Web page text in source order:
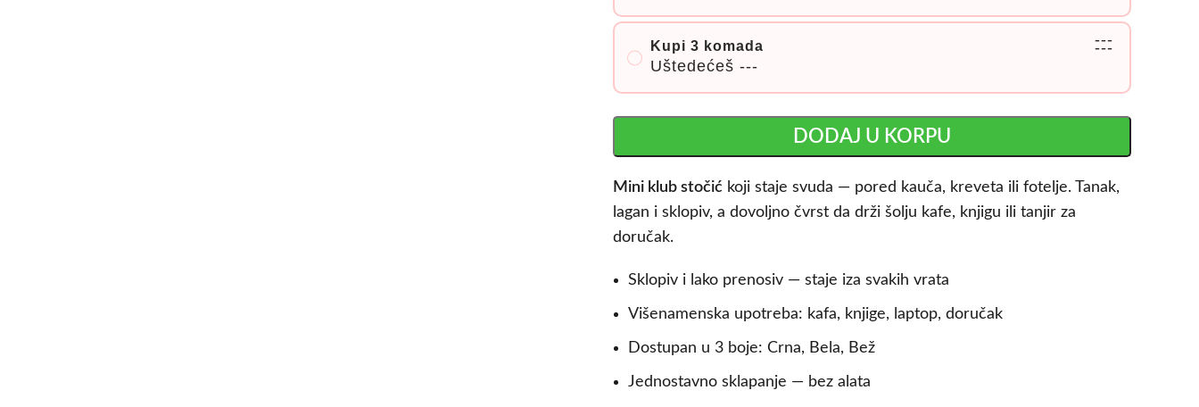
Kupi 3 komada
Uštedećeš ---
---
---
DODAJ U KORPU
Mini klub stočić koji staje svuda — pored kauča, kreveta ili fotelje. Tanak,
lagan i sklopiv, a dovoljno čvrst da drži šolju kafe, knjigu ili tanjir za
doručak.
Sklopiv i lako prenosiv — staje iza svakih vrata
Višenamenska upotreba: kafa, knjige, laptop, doručak
Dostupan u 3 boje: Crna, Bela, Bež
Jednostavno sklapanje — bez alata